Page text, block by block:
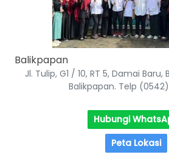
Balikpapan
Jl. Tulip, G1 / 10, RT 5, Damai
Balikpapan. Telp (0542)
Hubungi
Peta Lokasi